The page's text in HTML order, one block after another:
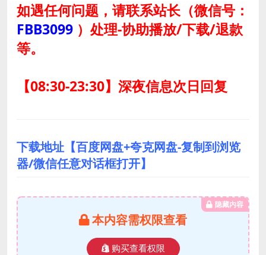
如遇任何问题，请联系站长（微信号：
FBB3099 ） 处理-协助播放/下载/退款
等。
【08:30-23:30】深夜信息次日回复
下载地址【百度网盘+夸克网盘-复制到浏览
器/微信任意对话框打开】
隐藏内容
本内容需权限查看
购买查看权限